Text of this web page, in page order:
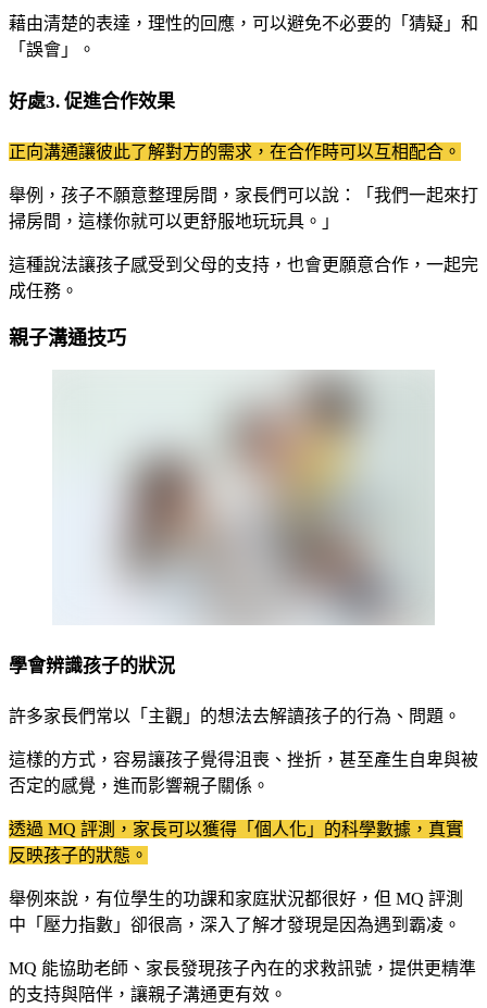
藉由清楚的表達，理性的回應，可以避免不必要的「猜疑」和
「誤會」。
好處3. 促進合作效果
正向溝通讓彼此了解對方的需求，在合作時可以互相配合。
舉例，孩子不願意整理房間，家長們可以說：「我們一起來打
掃房間，這樣你就可以更舒服地玩玩具。」
這種說法讓孩子感受到父母的支持，也會更願意合作，一起完
成任務。
親子溝通技巧
學會辨識孩子的狀況
許多家長們常以「主觀」的想法去解讀孩子的行為、問題。
這樣的方式，容易讓孩子覺得沮喪、挫折，甚至產生自卑與被
否定的感覺，進而影響親子關係。
透過 MQ 評測，家長可以獲得「個人化」的科學數據，真實
反映孩子的狀態。
舉例來說，有位學生的功課和家庭狀況都很好，但 MQ 評測
中「壓力指數」卻很高，深入了解才發現是因為遇到霸凌。
MQ 能協助老師、家長發現孩子內在的求救訊號，提供更精準
的支持與陪伴，讓親子溝通更有效。